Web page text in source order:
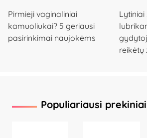
Pirmieji vaginaliniai
kamuoliukai? 5 geriausi
pasirinkimai naujokėms
Lytiniai santykiai ir
reikėtų
Populiariausi